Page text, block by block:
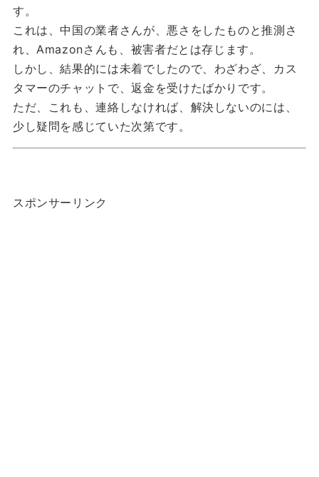
す。
これは、中国の業者さんが、悪さをしたものと推測さ
れ、Amazonさんも、被害者だとは存じます。
しかし、結果的には未着でしたので、わざわざ、カス
タマーのチャットで、返金を受けたばかりです。
ただ、これも、連絡しなければ、解決しないのには、
少し疑問を感じていた次第です。
スポンサーリンク